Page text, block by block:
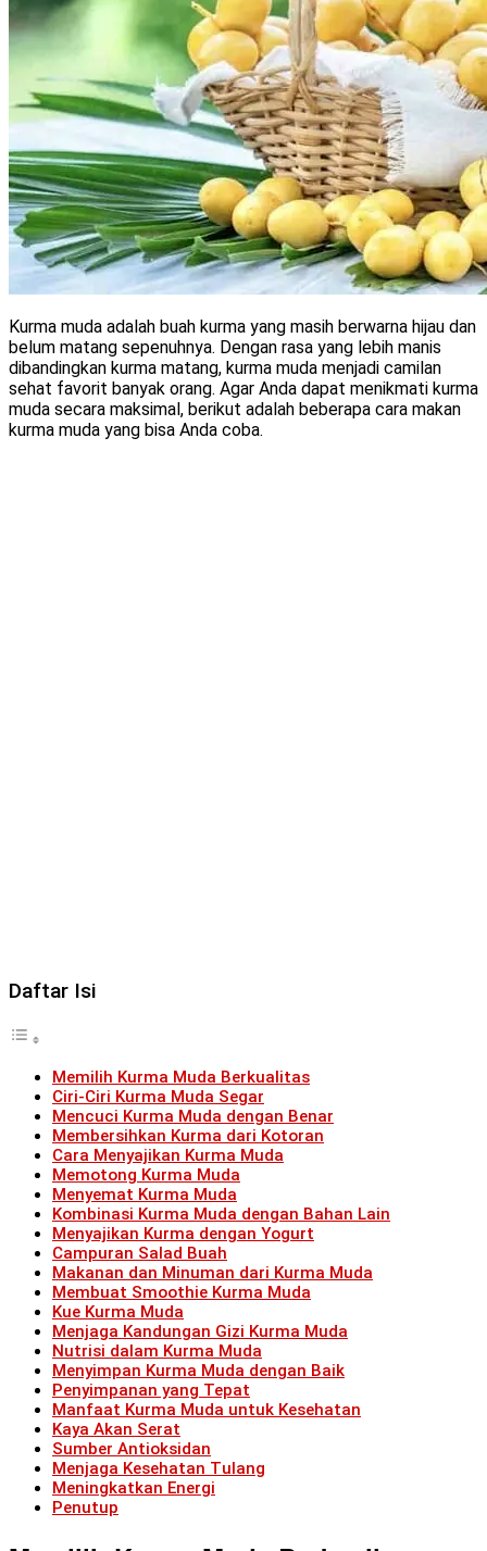
Kurma muda adalah buah kurma yang masih berwarna hijau dan
belum matang sepenuhnya. Dengan rasa yang lebih manis
dibandingkan kurma matang, kurma muda menjadi camilan
sehat favorit banyak orang. Agar Anda dapat menikmati kurma
muda secara maksimal, berikut adalah beberapa cara makan
kurma muda yang bisa Anda coba.
Daftar Isi
Memilih Kurma Muda Berkualitas
Ciri-Ciri Kurma Muda Segar
Mencuci Kurma Muda dengan Benar
Membersihkan Kurma dari Kotoran
Cara Menyajikan Kurma Muda
Memotong Kurma Muda
Menyemat Kurma Muda
Kombinasi Kurma Muda dengan Bahan Lain
Menyajikan Kurma dengan Yogurt
Campuran Salad Buah
Makanan dan Minuman dari Kurma Muda
Membuat Smoothie Kurma Muda
Kue Kurma Muda
Menjaga Kandungan Gizi Kurma Muda
Nutrisi dalam Kurma Muda
Menyimpan Kurma Muda dengan Baik
Penyimpanan yang Tepat
Manfaat Kurma Muda untuk Kesehatan
Kaya Akan Serat
Sumber Antioksidan
Menjaga Kesehatan Tulang
Meningkatkan Energi
Penutup